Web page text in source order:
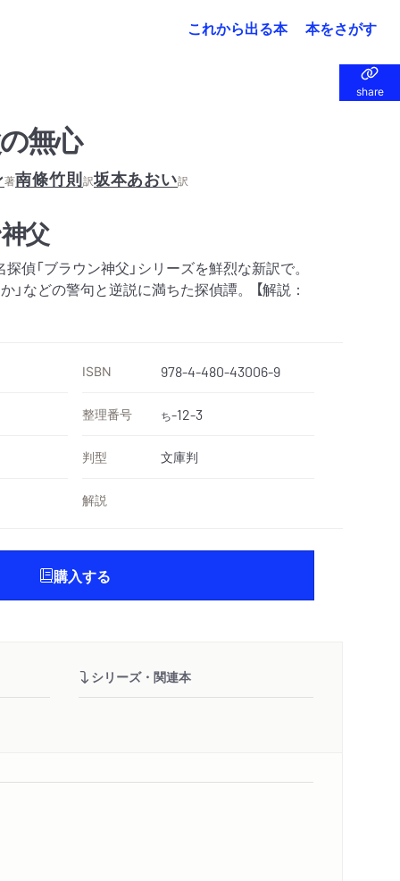
これから出る本 本をさがす
share
share
無心
著南條竹則訳坂本あおい訳
父
偵「ブラウン神父」シリーズを鮮烈な新訳で。
」などの警句と逆説に満ちた探偵譚。 【解説：
ISBN 978-4-480-43006-9
整理番号 ち-12-3
判型 文庫判
解説
購入する
シリーズ・関連本